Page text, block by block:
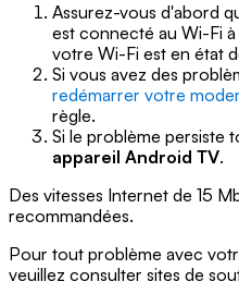
Assurez-vous d'abord
est connecté au Wi-Fi
votre Wi-Fi est en état
Si vous avez des
redémarrer votre
règle.
Si le problème persiste
appareil Android TV.
Des vitesses Internet de 15
recommandées.
Pour tout problème avec
veuillez consulter sites de